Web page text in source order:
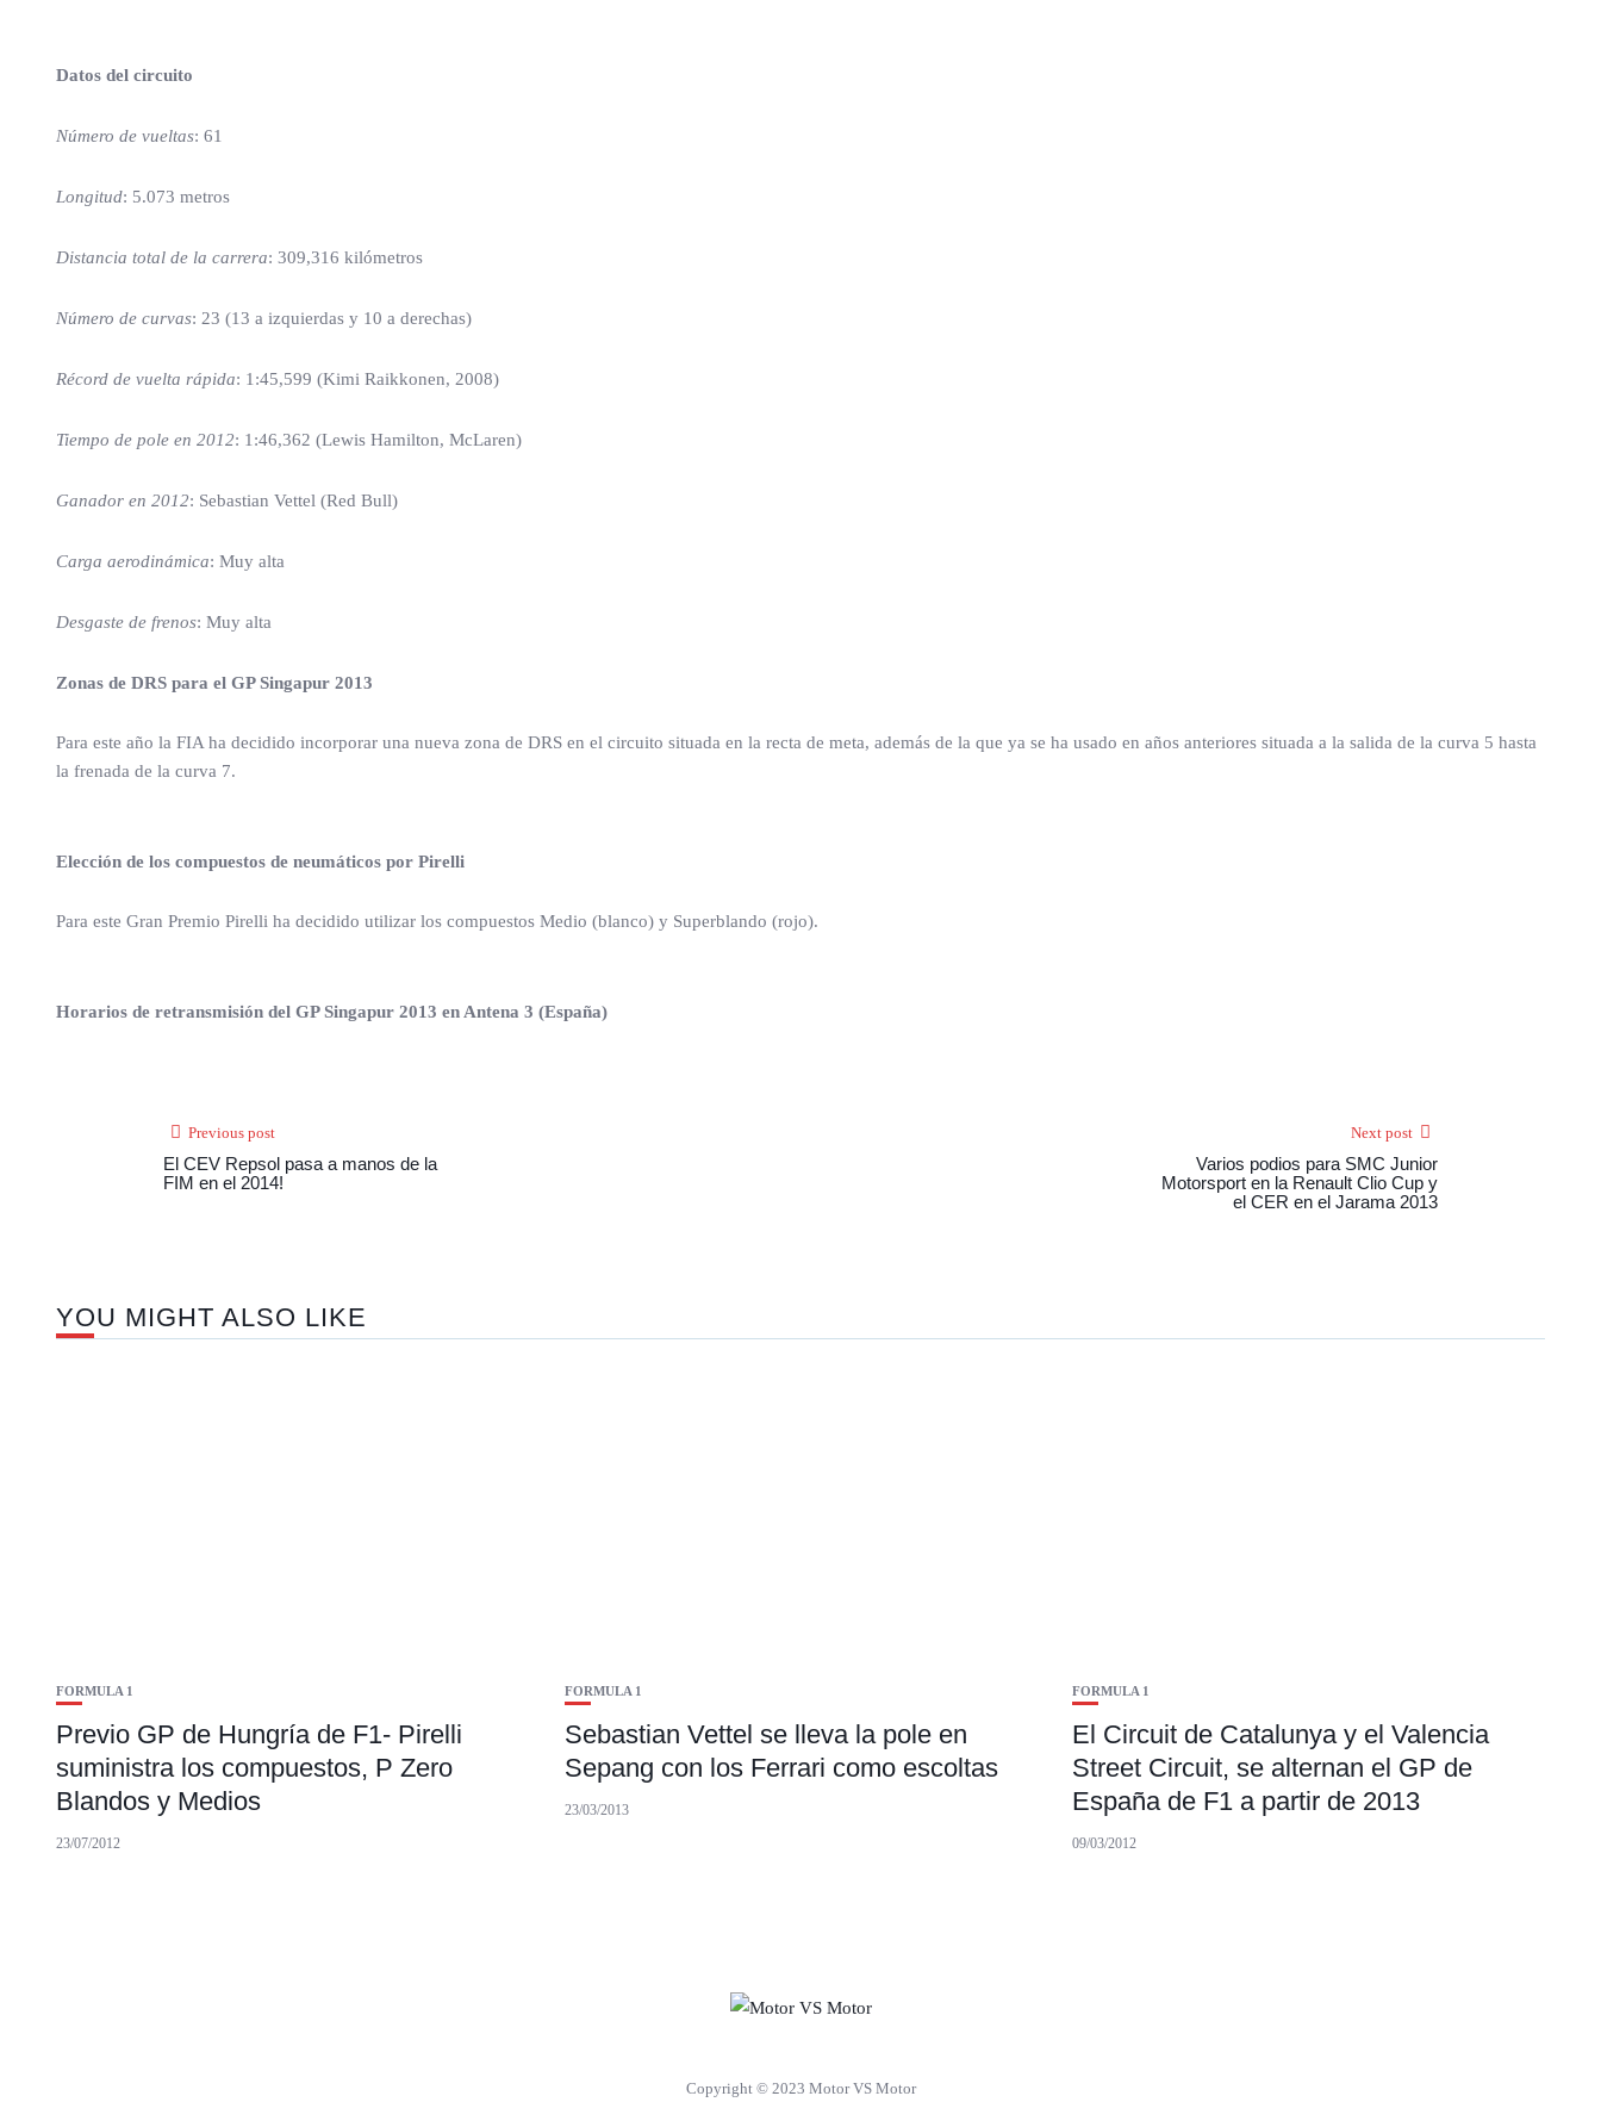
Datos del circuito
Número de vueltas: 61
Longitud: 5.073 metros
Distancia total de la carrera: 309,316 kilómetros
Número de curvas: 23 (13 a izquierdas y 10 a derechas)
Récord de vuelta rápida: 1:45,599 (Kimi Raikkonen, 2008)
Tiempo de pole en 2012: 1:46,362 (Lewis Hamilton, McLaren)
Ganador en 2012: Sebastian Vettel (Red Bull)
Carga aerodinámica: Muy alta
Desgaste de frenos: Muy alta
Zonas de DRS para el GP Singapur 2013
Para este año la FIA ha decidido incorporar una nueva zona de DRS en el circuito situada en la recta de meta, además de la que ya se ha usado en años anteriores situada a la salida de la curva 5 hasta
la frenada de la curva 7.
Elección de los compuestos de neumáticos por Pirelli
Para este Gran Premio Pirelli ha decidido utilizar los compuestos Medio (blanco) y Superblando (rojo).
Horarios de retransmisión del GP Singapur 2013 en Antena 3 (España)
Previous post
El CEV Repsol pasa a manos de la
FIM en el 2014!
Next post
Varios podios para SMC Junior
Motorsport en la Renault Clio Cup y
el CER en el Jarama 2013
YOU MIGHT ALSO LIKE
FORMULA 1
Previo GP de Hungría de F1- Pirelli
suministra los compuestos, P Zero
Blandos y Medios
23/07/2012
FORMULA 1
Sebastian Vettel se lleva la pole en
Sepang con los Ferrari como escoltas
23/03/2013
FORMULA 1
El Circuit de Catalunya y el Valencia
Street Circuit, se alternan el GP de
España de F1 a partir de 2013
09/03/2012
Copyright © 2023 Motor VS Motor